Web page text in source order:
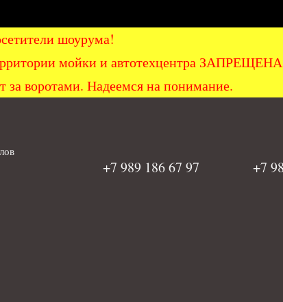
шоурума!
мойки и автотехцентра
за воротами. Надеемся на понимание.
+7
+7 989 186 67 97